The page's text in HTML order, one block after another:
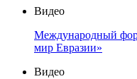
Видео
Международный
мир Евразии»
Видео